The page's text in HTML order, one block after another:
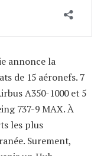
annonce la
de 15 aéronefs. 7
A350-1000 et 5
737-9 MAX. À
les plus
Surement,